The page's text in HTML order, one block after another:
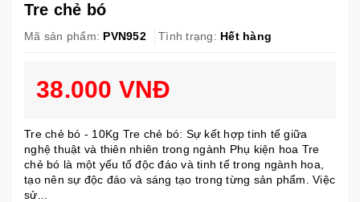
Tre chẻ bó
Mã sản phẩm: PVN952 Tình trạng: Hết hàng
38.000 VNĐ
Tre chẻ bó - 10Kg Tre chẻ bó: Sự kết hợp tinh tế giữa
nghệ thuật và thiên nhiên trong ngành Phụ kiện hoa Tre
chẻ bó là một yếu tố độc đáo và tinh tế trong ngành hoa,
tạo nên sự độc đáo và sáng tạo trong từng sản phẩm. Việc
sử...